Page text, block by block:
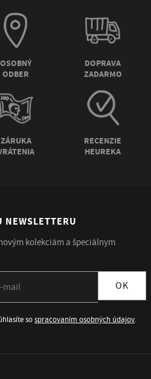
OSOBNÝ
ODBER
DOPRAVA
ZADARMO
ZÁRUKA
RECENZIE
HEUREKA
NEWSLETTERU
kolekciám a špeciálnym
OK
sospracovaním osobných údajov.